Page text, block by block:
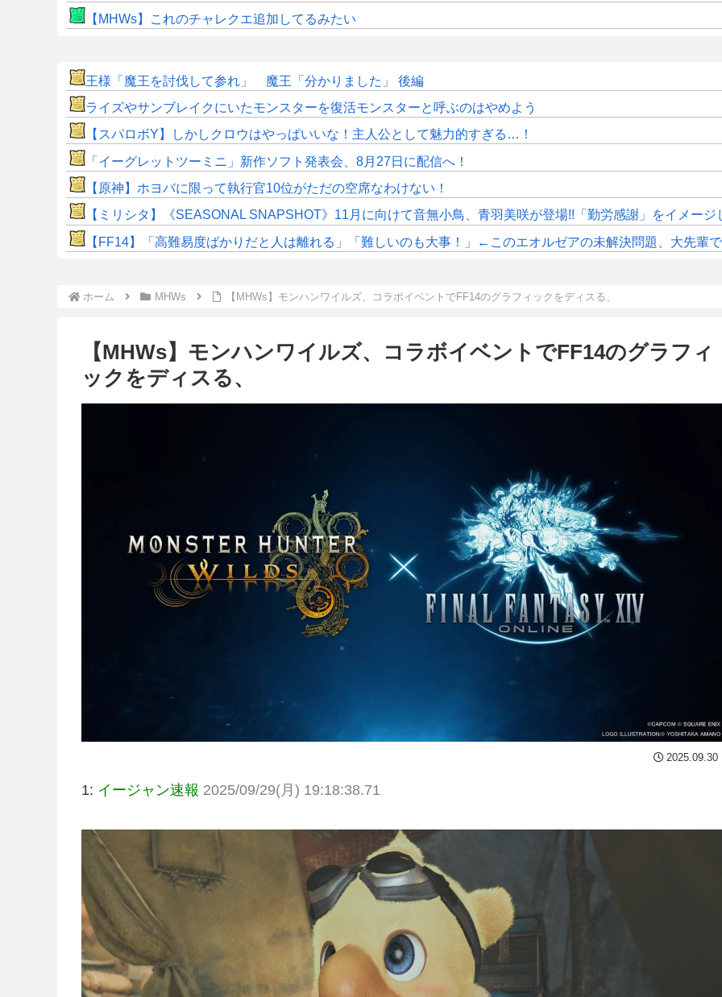
【MHWs】これのチャレクエ追加してるみたい
王様「魔王を討伐して参れ」 魔王「分かりました」 後編
ライズやサンブレイクにいたモンスターを復活モンスターと呼ぶのはやめよう
【スパロボY】しかしクロウはやっぱいいな！主人公として魅力的すぎる…！
「イーグレットツーミニ」新作ソフト発表会、8月27日に配信へ！
【原神】ホヨバに限って執行官10位がただの空席なわけない！
【ミリシタ】《SEASONAL SNAPSHOT》11月に向けて音無小鳥、青羽美咲が登場!!「勤労感謝」をイメージ
【FF14】「高難易度ばかりだと人は離れる」「難しいのも大事！」←このエオルゼアの未解決問題、大先輩
ホーム MHWs 【MHWs】モンハンワイルズ、コラボイベントでFF14のグラフィックをディスる、
【MHWs】モンハンワイルズ、コラボイベントでFF14のグラフィ
ックをディスる、
2025.09.30
1: イージャン速報 2025/09/29(月) 19:18:38.71